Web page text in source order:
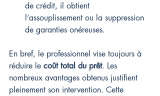
de crédit, il obtient
l’assouplissement ou la suppression
de garanties onéreuses.
En bref, le professionnel vise toujours à
réduire le coût total du prêt. Les
nombreux avantages obtenus justifient
pleinement son intervention. Cette